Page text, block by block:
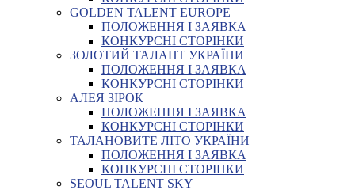
GOLDEN TALENT EUROPE
ПОЛОЖЕННЯ І ЗАЯВКА
КОНКУРСНІ СТОРІНКИ
ЗОЛОТИЙ ТАЛАНТ УКРАЇНИ
ПОЛОЖЕННЯ І ЗАЯВКА
КОНКУРСНІ СТОРІНКИ
АЛЕЯ ЗІРОК
ПОЛОЖЕННЯ І ЗАЯВКА
КОНКУРСНІ СТОРІНКИ
ТАЛАНОВИТЕ ЛІТО УКРАЇНИ
ПОЛОЖЕННЯ І ЗАЯВКА
КОНКУРСНІ СТОРІНКИ
SEOUL TALENT SKY